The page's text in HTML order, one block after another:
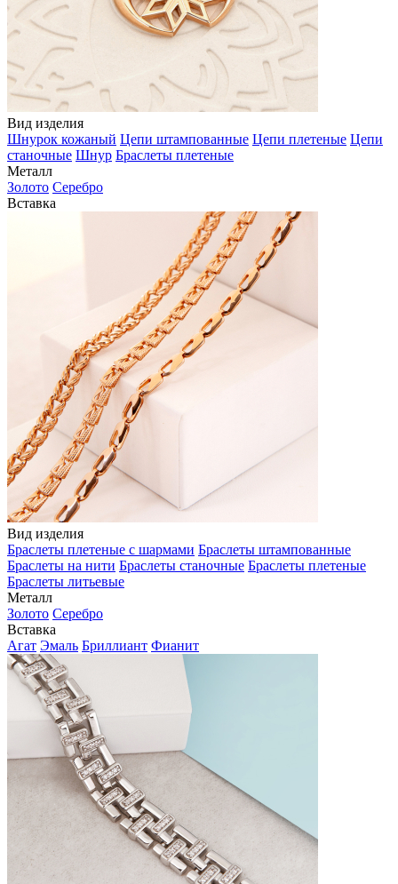
Вид изделия
Шнурок кожаный Цепи штампованные Цепи плетеные Цепи
станочные Шнур Браслеты плетеные
Металл
Золото Серебро
Вставка
Вид изделия
Браслеты плетеные с шармами Браслеты штампованные
Браслеты на нити Браслеты станочные Браслеты плетеные
Браслеты литьевые
Металл
Золото Серебро
Вставка
Агат Эмаль Бриллиант Фианит